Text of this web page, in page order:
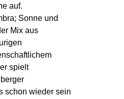
auf.
Sonne und
Mix aus
spielt
schon wieder sein